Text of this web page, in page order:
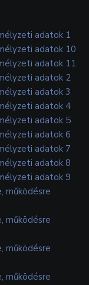
adatok 1
adatok 10
adatok 11
adatok 2
adatok 3
adatok 4
adatok 5
adatok 6
adatok 7
adatok 8
adatok 9
működésre
működésre
működésre
működésre